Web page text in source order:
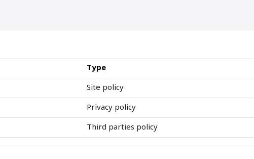
Type
Site policy
Privacy policy
Third parties policy